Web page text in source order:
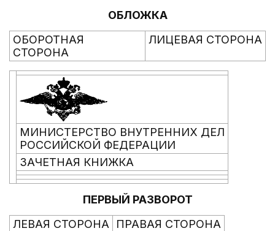
ОБЛОЖКА
ОБОРОТНАЯ
СТОРОНА
ЛИЦЕВАЯ СТОРОНА
МИНИСТЕРСТВО ВНУТРЕННИХ ДЕЛ
РОССИЙСКОЙ ФЕДЕРАЦИИ
ЗАЧЕТНАЯ КНИЖКА
ПЕРВЫЙ РАЗВОРОТ
ЛЕВАЯ СТОРОНА
ПРАВАЯ СТОРОНА